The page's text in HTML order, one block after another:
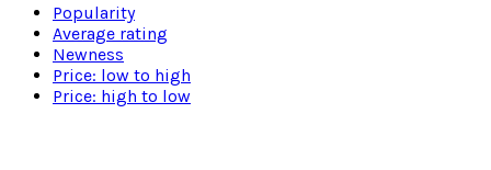
Popularity
Average rating
Newness
Price: low to high
Price: high to low